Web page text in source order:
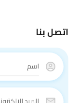
اتصل بنا